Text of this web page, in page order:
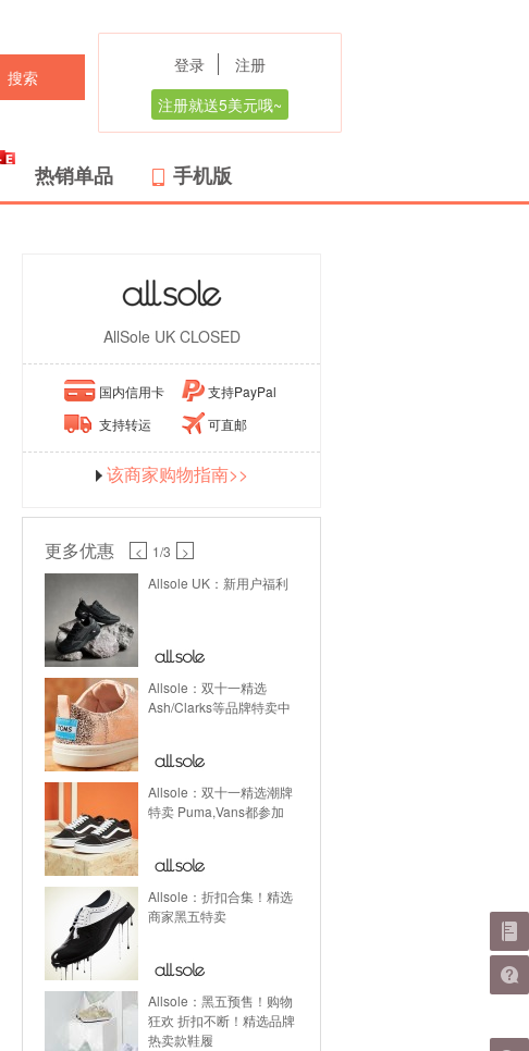
搜索
登录
注册
注册就送5美元哦~
热销单品 手机版
AllSole UK CLOSED
国内信用卡
支持PayPal
支持转运
可直邮
该商家购物指南>>
更多优惠 < 1/3
>
Allsole UK：新用户福利
Allsole：双十一精选
Ash/Clarks等品牌特卖中
Allsole：双十一精选潮牌
特卖 Puma,Vans都参加
Allsole：折扣合集！精选
商家黑五特卖
Allsole：黑五预售！购物
狂欢 折扣不断！精选品牌
热卖款鞋履